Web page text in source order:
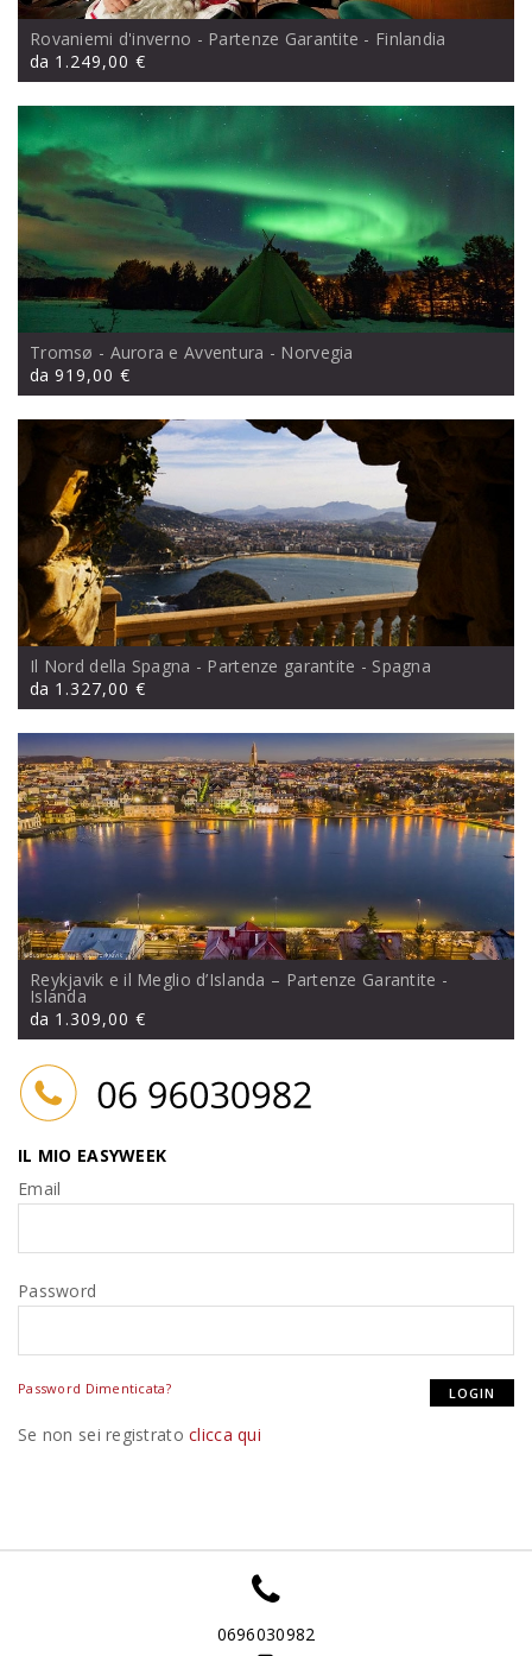
Rovaniemi d'inverno - Partenze Garantite - Finlandia
da 1.249,00 €
Tromsø - Aurora e Avventura - Norvegia
da 919,00 €
Il Nord della Spagna - Partenze garantite - Spagna
da 1.327,00 €
Reykjavik e il Meglio d’Islanda – Partenze Garantite -
Islanda
da 1.309,00 €
IL MIO EASYWEEK
Email
Password
Password Dimenticata?
Se non sei registratoclicca qui
0696030982